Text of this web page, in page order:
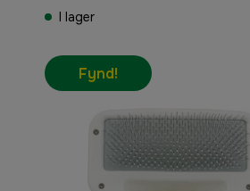
I lager
Fynd!